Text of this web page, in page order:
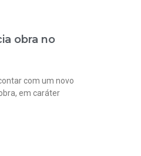
obra no
com um novo
em caráter